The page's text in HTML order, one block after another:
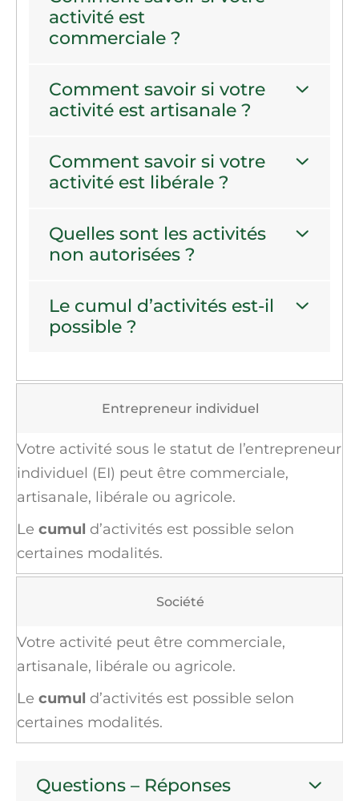
activité est
commerciale ?
Comment savoir si votre
activité est artisanale ?
Comment savoir si votre
activité est libérale ?
Quelles sont les activités
non autorisées ?
Le cumul d’activités est-il
possible ?
Entrepreneur individuel
Votre activité sous le statut de l’entrepreneur
individuel (EI) peut être commerciale,
artisanale, libérale ou agricole.
Le cumul d’activités est possible selon
certaines modalités.
Société
Votre activité peut être commerciale,
artisanale, libérale ou agricole.
Le cumul d’activités est possible selon
certaines modalités.
Questions – Réponses